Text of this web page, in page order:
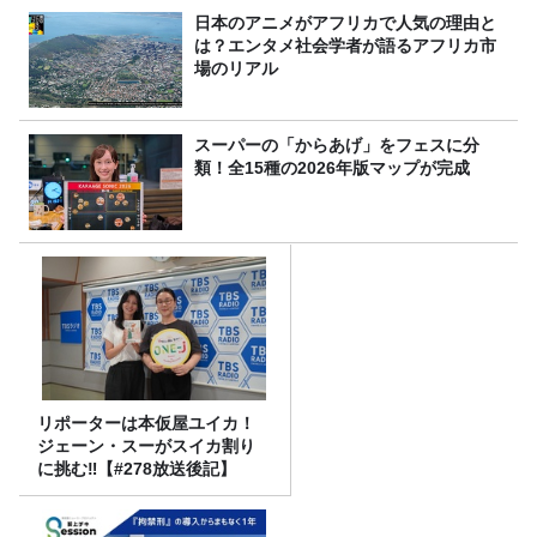
日本のアニメがアフリカで人気の理由と
は？エンタメ社会学者が語るアフリカ市
場のリアル
スーパーの「からあげ」をフェスに分
類！全15種の2026年版マップが完成
リポーターは本仮屋ユイカ！
ジェーン・スーがスイカ割り
に挑む‼【#278放送後記】